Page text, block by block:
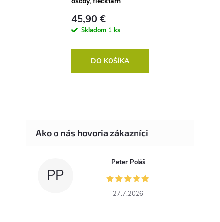
45,90 €
Skladom 1 ks
DO KOŠÍKA
PP
Peter Poláš
27.7.2026